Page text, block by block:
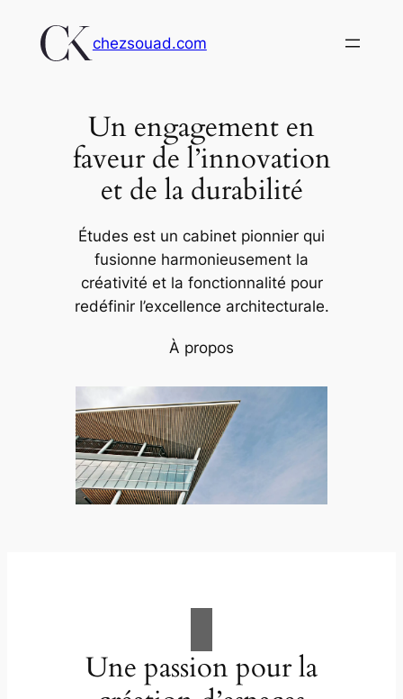
contenu
chezsouad.com
Un engagement en
faveur de l’innovation
et de la durabilité
Études est un cabinet pionnier qui
fusionne harmonieusement la
créativité et la fonctionnalité pour
redéfinir l’excellence architecturale.
À propos
Une passion pour la